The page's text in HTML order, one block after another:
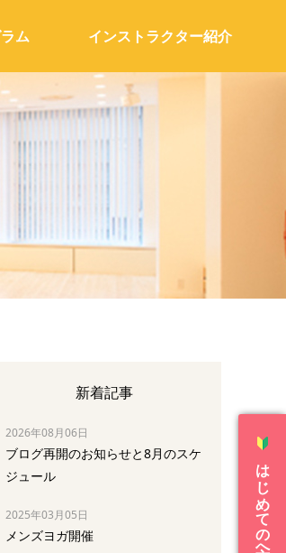
ム インストラクター紹介
新着記事
2026年08月06日
ブログ再開のお知らせと8月のスケ
ジュール
2025年03月05日
メンズヨガ開催 はじめての方へ